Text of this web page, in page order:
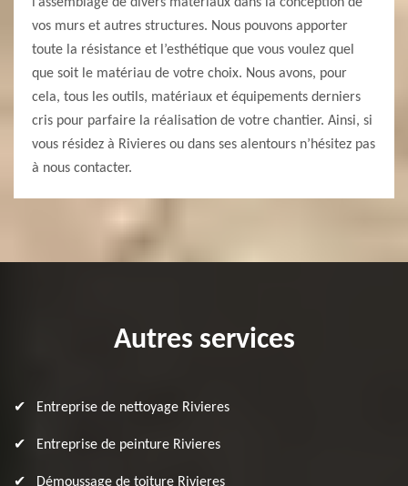
vos murs et autres structures. Nous pouvons apporter
toute la résistance et l’esthétique que vous voulez quel
que soit le matériau de votre choix. Nous avons, pour
cela, tous les outils, matériaux et équipements derniers
cris pour parfaire la réalisation de votre chantier. Ainsi, si
vous résidez à Rivieres ou dans ses alentours n’hésitez pas
à nous contacter.
Autres services
Entreprise de nettoyage Rivieres
Entreprise de peinture Rivieres
Démoussage de toiture Rivieres